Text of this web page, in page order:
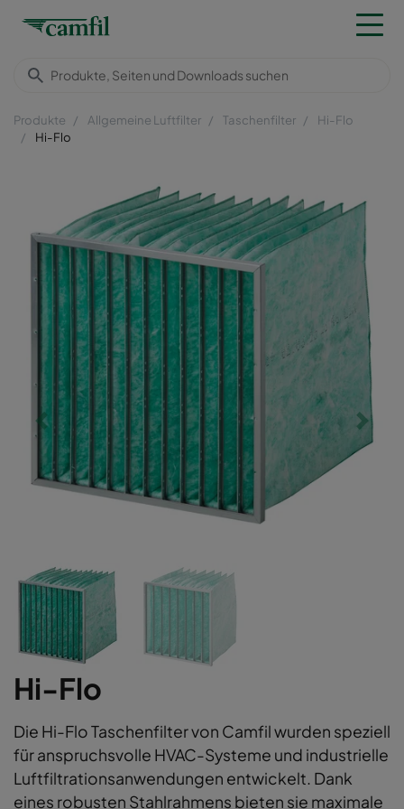
Produkte Allgemeine Luftfilter Taschenfilter
Hi-Flo
Hi-Flo
Hi-Flo
Die Hi-Flo Taschenfilter von Camfil wurden speziell
für anspruchsvolle HVAC-Systeme und industrielle
Luftfiltrationsanwendungen entwickelt. Dank
eines robusten Stahlrahmens bieten sie maximale